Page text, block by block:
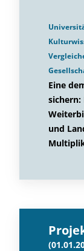
Eine
sichern:
und